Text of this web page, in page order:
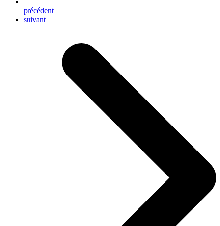
précédent
next
suivant